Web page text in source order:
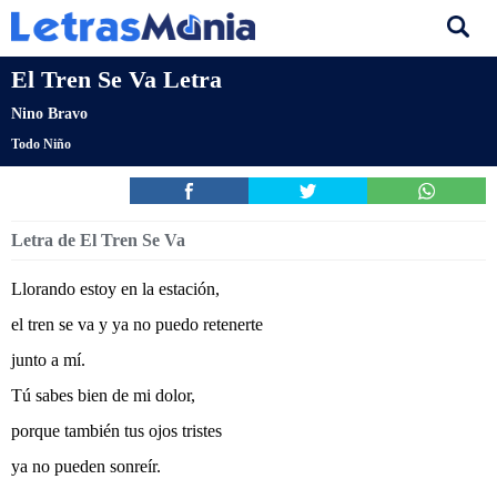
El Tren Se Va Letra
Nino Bravo
Todo Niño
Letra de El Tren Se Va
Llorando estoy en la estación,
el tren se va y ya no puedo retenerte
junto a mí.
Tú sabes bien de mi dolor,
porque también tus ojos tristes
ya no pueden sonreír.